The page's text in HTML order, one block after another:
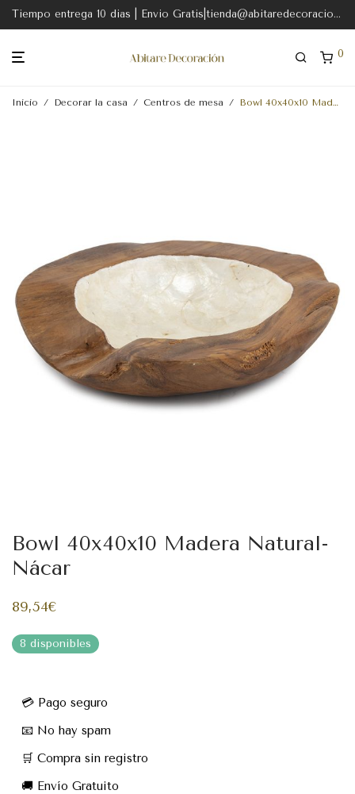
Tiempo entrega 10 dias | Envio Gratis|tienda@abitaredecoracion.com
0
Inicio / Decorar la casa / Centros de mesa / Bowl 40x40x10 Madera Natural-Nácar
Bowl 40x40x10 Madera Natural-
Nácar
89,54€
8 disponibles
💳 Pago seguro
📧 No hay spam
🛒 Compra sin registro
🚚 Envío Gratuito